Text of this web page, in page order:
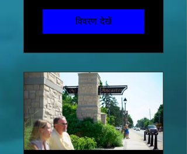
विवरण देखें